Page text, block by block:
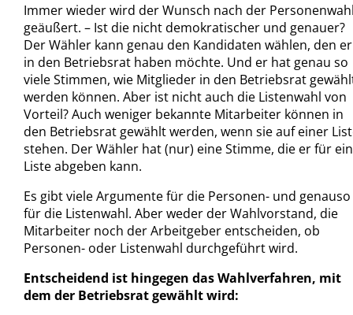
Immer wieder wird der Wunsch nach der
geäußert. – Ist die nicht demokratischer und genauer?
Der Wähler kann genau den Kandidaten wählen, den er
in den Betriebsrat haben möchte. Und er hat genau so
viele Stimmen, wie Mitglieder in den Betriebsrat
werden können. Aber ist nicht auch die Listenwahl von
Vorteil? Auch weniger bekannte Mitarbeiter können in
den Betriebsrat gewählt werden, wenn sie auf einer
stehen. Der Wähler hat (nur) eine Stimme, die er für
Liste abgeben kann.
Es gibt viele Argumente für die Personen- und genauso
für die Listenwahl. Aber weder der Wahlvorstand, die
Mitarbeiter noch der Arbeitgeber entscheiden, ob
Personen- oder Listenwahl durchgeführt wird.
Entscheidend ist hingegen das Wahlverfahren, mit
dem der Betriebsrat gewählt wird: